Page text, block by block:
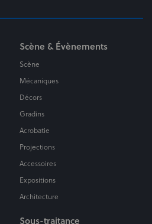
Scène & Évènements
Scène
Mécaniques
Décors
Gradins
Acrobatie
Projections
Accessoires
Expositions
Architecture
Sous-traitance